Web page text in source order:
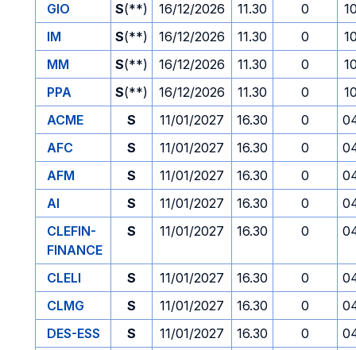
GIO
S(**) 16/12/2026 11.30 0
IM
S(**) 16/12/2026 11.30 0
MM
S(**) 16/12/2026 11.30 0
PPA
S(**) 16/12/2026 11.30 0
ACME
S 11/01/2027 16.30 0
AFC
S 11/01/2027 16.30 0
AFM
S 11/01/2027 16.30 0
AI
S 11/01/2027 16.30 0
CLEFIN-
FINANCE
S 11/01/2027 16.30 0
CLELI S 11/01/2027 16.30 0
CLMG
S 11/01/2027 16.30 0
DES-ESS
S 11/01/2027 16.30 0